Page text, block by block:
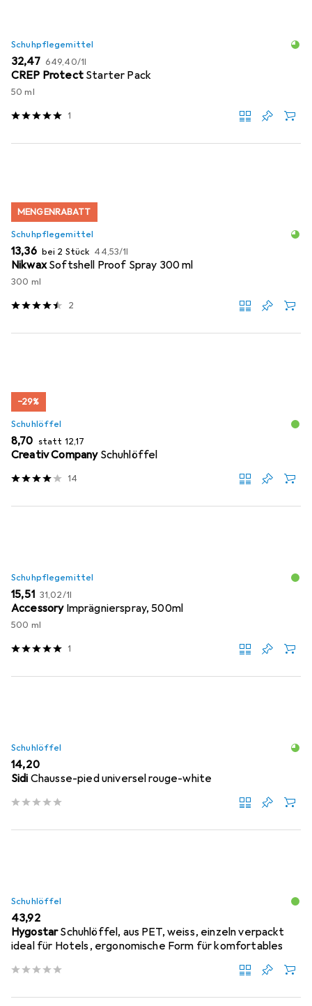
Schuhpflegemittel
EUR
32,47 EUR
649,40/1l
CREP Protect Starter Pack
50 ml
1
MENGENRABATT
Schuhpflegemittel
EUR
13,36 bei 2 Stück EUR
44,53/1l
Nikwax Softshell Proof Spray 300 ml
300 ml
2
−29%
Schuhlöffel
EUR
8,70 statt EUR
12,17
Creativ Company Schuhlöffel
14
Schuhpflegemittel
EUR
15,51 EUR
31,02/1l
Accessory Imprägnierspray, 500ml
500 ml
1
Schuhlöffel
EUR
14,20
Sidi Chausse-pied universel rouge-white
Schuhlöffel
EUR
43,92
HygostarSchuhlöffel, aus PET, weiss, einzeln verpackt
ideal für Hotels, ergonomische Form für komfortables